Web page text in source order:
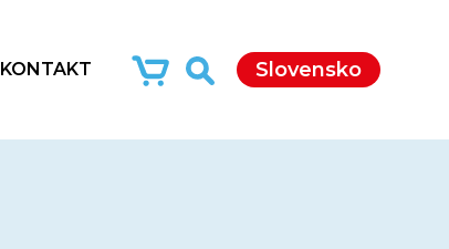
KONTAKT Slovensko